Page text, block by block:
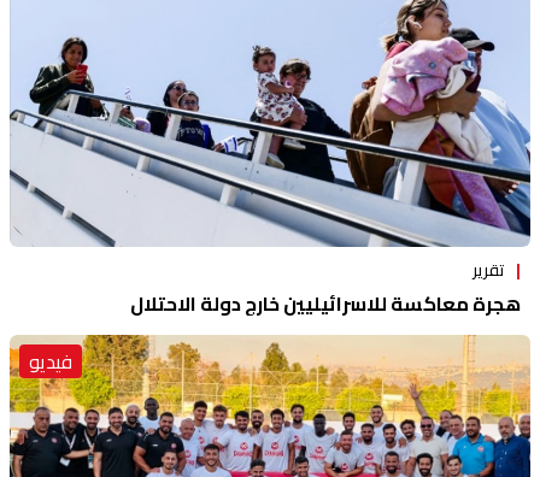
تقرير
هجرة معاكسة للاسرائيليين خارج دولة الاحتلال
فيديو